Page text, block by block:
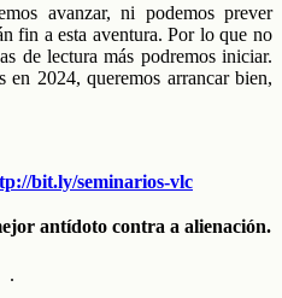
avanzar, ni podemos prever
fin a esta aventura. Por lo que no
de lectura más podremos iniciar.
en 2024, queremos arrancar bien,
bit.ly/seminarios-vlc
antídoto contra a alienación.
.